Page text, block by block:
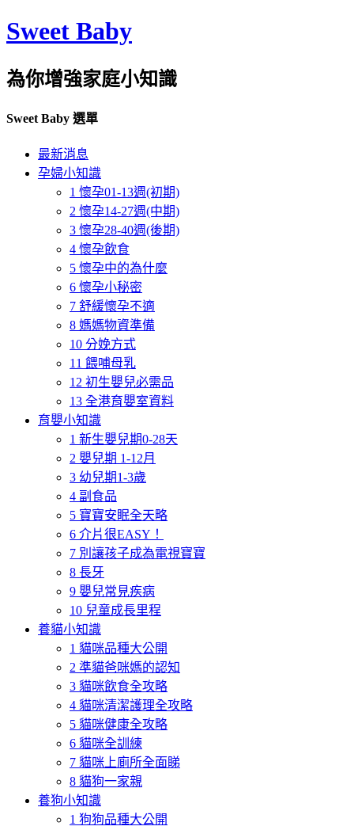
Sweet Baby
為你增強家庭小知識
Sweet Baby 選單
最新消息
孕婦小知識
1 懷孕01-13週(初期)
2 懷孕14-27週(中期)
3 懷孕28-40週(後期)
4 懷孕飲食
5 懷孕中的為什麼
6 懷孕小秘密
7 舒緩懷孕不適
8 媽媽物資準備
10 分娩方式
11 餵哺母乳
12 初生嬰兒必需品
13 全港育嬰室資料
育嬰小知識
1 新生嬰兒期0-28天
2 嬰兒期 1-12月
3 幼兒期1-3歲
4 副食品
5 寶寶安眠全天略
6 介片很EASY！
7 別讓孩子成為電視寶寶
8 長牙
9 嬰兒常見疾病
10 兒童成長里程
養貓小知識
1 貓咪品種大公開
2 準貓爸咪媽的認知
3 貓咪飲食全攻略
4 貓咪清潔護理全攻略
5 貓咪健康全攻略
6 貓咪全訓練
7 貓咪上廁所全面睇
8 貓狗一家親
養狗小知識
1 狗狗品種大公開